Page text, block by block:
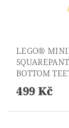
LEGO®
BOTTOM
499 Kč